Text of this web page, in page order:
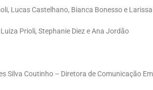
Lucas Castelhano, Bianca Bonesso e
Prioli, Stephanie Diez e Ana Jordão
Silva Coutinho – Diretora de Comunicação